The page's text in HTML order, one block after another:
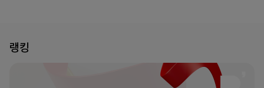
랭킹